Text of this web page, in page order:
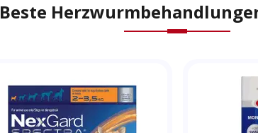
Beste